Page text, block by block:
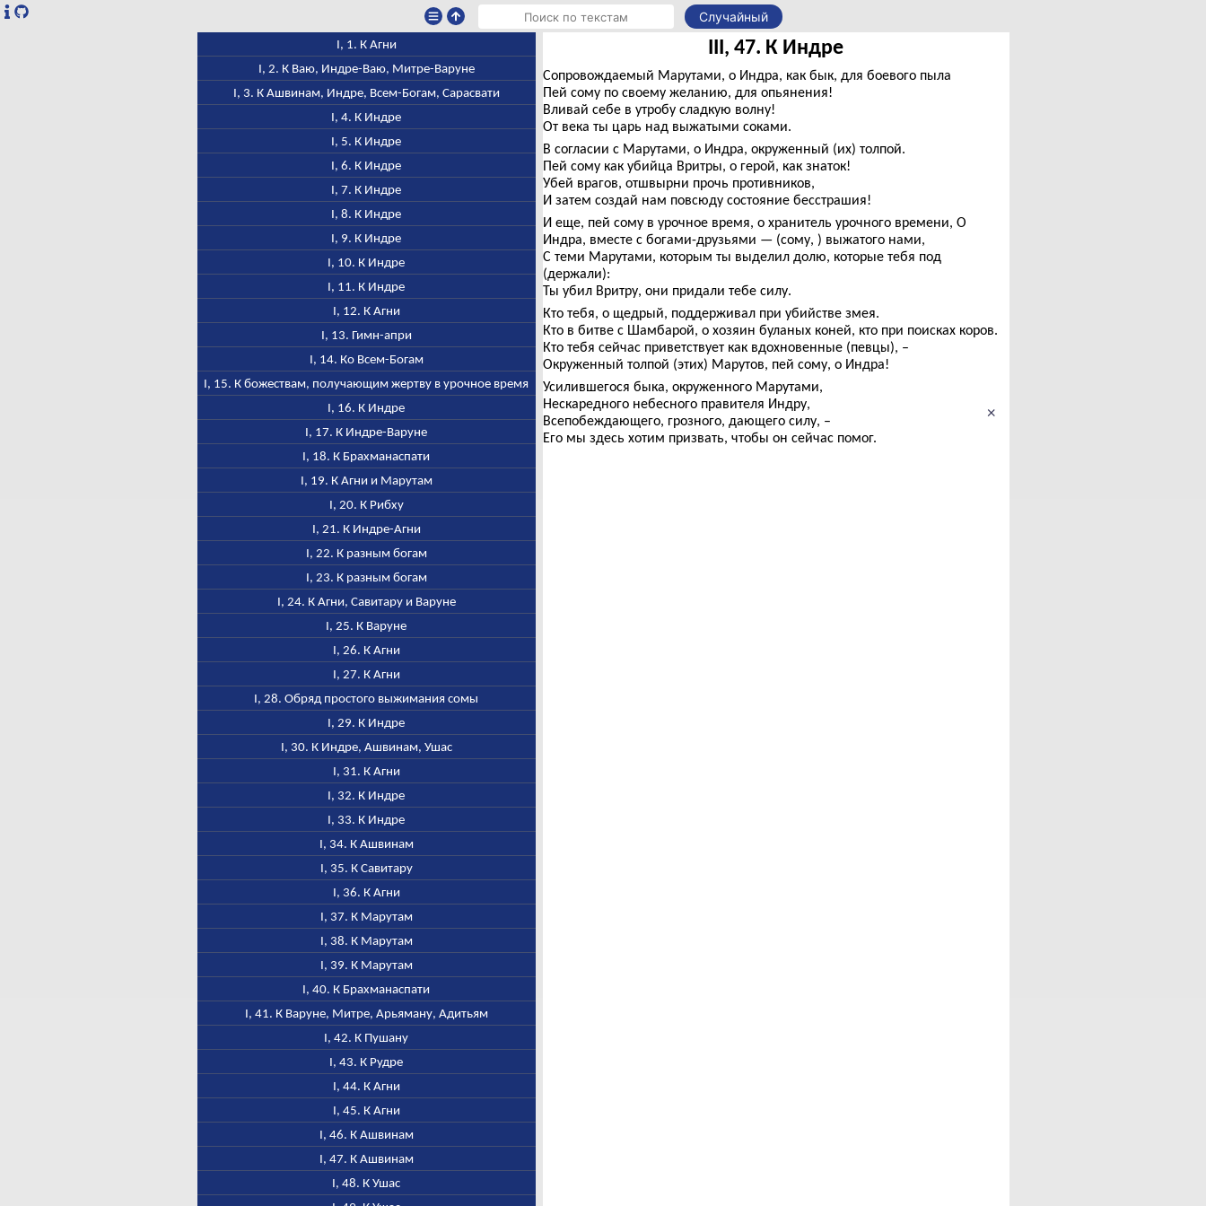
Случайный
I, 1. К Агни
I, 2. К Ваю, Индре-Ваю, Митре-Варуне
I, 3. К Ашвинам, Индре, Всем-Богам, Сарасвати
I, 4. К Индре
I, 5. К Индре
I, 6. К Индре
I, 7. К Индре
I, 8. К Индре
I, 9. К Индре
I, 10. К Индре
I, 11. К Индре
I, 12. К Агни
I, 13. Гимн-апри
I, 14. Ко Всем-Богам
I, 15. К божествам, получающим жертву в урочное время
I, 16. К Индре
I, 17. К Индре-Варуне
I, 18. К Брахманаспати
I, 19. К Агни и Марутам
I, 20. К Рибху
I, 21. К Индре-Агни
I, 22. К разным богам
I, 23. К разным богам
I, 24. К Агни, Савитару и Варуне
I, 25. К Варуне
I, 26. К Агни
I, 27. К Агни
I, 28. Обряд простого выжимания сомы
I, 29. К Индре
I, 30. К Индре, Ашвинам, Ушас
I, 31. К Агни
I, 32. К Индре
I, 33. К Индре
I, 34. К Ашвинам
I, 35. К Савитару
I, 36. К Агни
I, 37. К Марутам
I, 38. К Марутам
I, 39. К Марутам
I, 40. К Брахманаспати
I, 41. К Варуне, Митре, Арьяману, Адитьям
I, 42. К Пушану
I, 43. К Рудре
I, 44. К Агни
I, 45. К Агни
I, 46. К Ашвинам
I, 47. К Ашвинам
I, 48. К Ушас
×
III, 47. К Индре
Сопровождаемый Марутами, о Индра, как бык, для боевого пыла
Пей сому по своему желанию, для опьянения!
Вливай себе в утробу сладкую волну!
От века ты царь над выжатыми соками.
В согласии с Марутами, о Индра, окруженный (их) толпой.
Пей сому как убийца Вритры, о герой, как знаток!
Убей врагов, отшвырни прочь противников,
И затем создай нам повсюду состояние бесстрашия!
И еще, пей сому в урочное время, о хранитель урочного времени, О
Индра, вместе с богами-друзьями — (сому, ) выжатого нами,
С теми Марутами, которым ты выделил долю, которые тебя под
(держали):
Ты убил Вритру, они придали тебе силу.
Кто тебя, о щедрый, поддерживал при убийстве змея.
Кто в битве с Шамбарой, о хозяин буланых коней, кто при поисках коров.
Кто тебя сейчас приветствует как вдохновенные (певцы), –
Окруженный толпой (этих) Марутов, пей сому, о Индра!
Усилившегося быка, окруженного Марутами,
Нескаредного небесного правителя Индру,
Всепобеждающего, грозного, дающего силу, –
Его мы здесь хотим призвать, чтобы он сейчас помог.